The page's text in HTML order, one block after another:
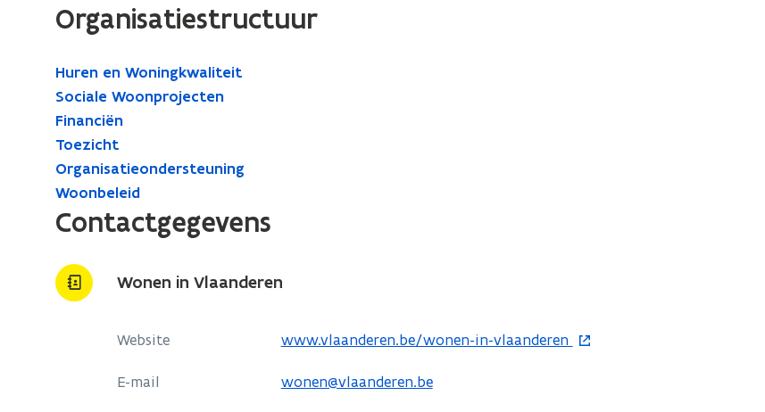
Organisatiestructuur
Huren en Woningkwaliteit
Sociale Woonprojecten
Financiën
Toezicht
Organisatieondersteuning
Woonbeleid
Contactgegevens
Wonen in Vlaanderen
Website www.vlaanderen.be/wonen-in-vlaanderen
o
e
E-mail wonen@vlaanderen.be